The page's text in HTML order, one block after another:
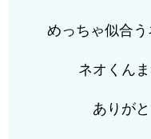
めっちゃ似合
ネオくん
ありが